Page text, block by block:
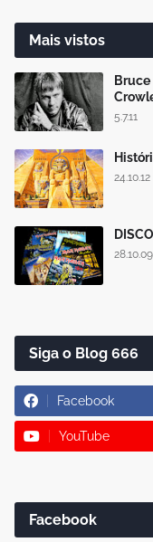
Mais vistos
5.7.11
24.10.12
28.10.09
Siga o Blog 666
Facebook
YouTube
Facebook